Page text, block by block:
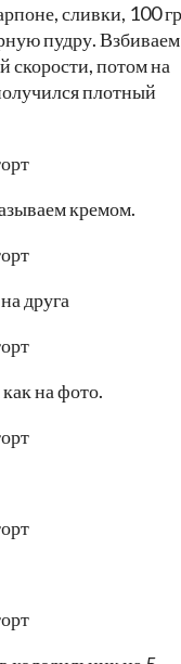
сливки, 100
пудру. Взбиваем
скорости, потом на
плотный
кремом.
друга
на фото.